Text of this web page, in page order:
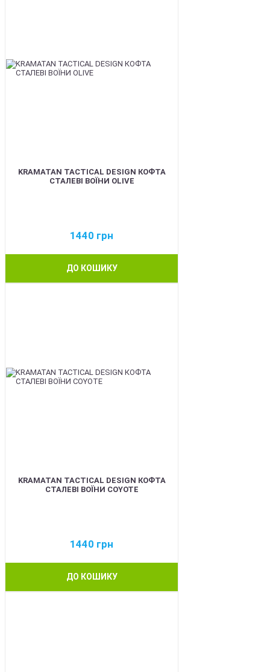
KRAMATAN TACTICAL DESIGN КОФТА
СТАЛЕВІ ВОЇНИ OLIVE
1440 грн
ДО КОШИКУ
KRAMATAN TACTICAL DESIGN КОФТА
СТАЛЕВІ ВОЇНИ COYOTE
1440 грн
ДО КОШИКУ